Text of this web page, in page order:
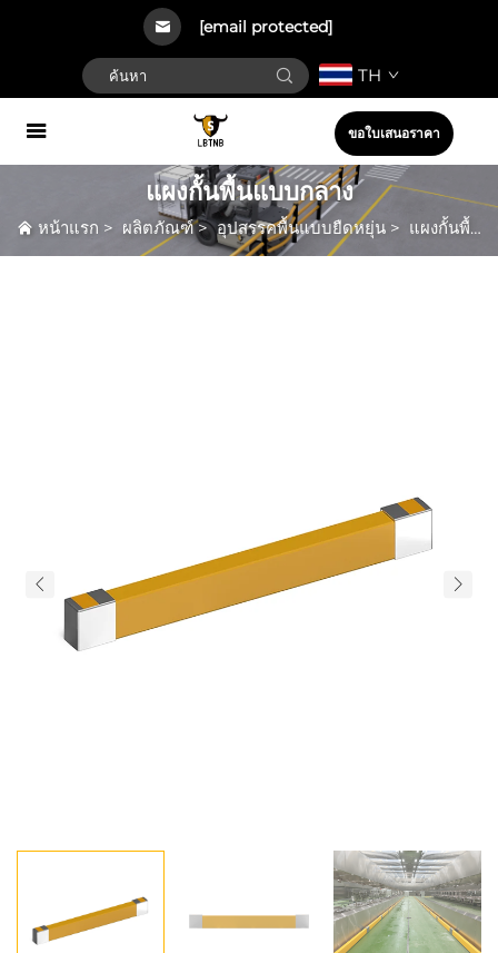
[email protected]
TH
ขอใบเสนอราคา
แผงกั้นพื้นแบบกลาง
หน้าแรก > ผลิตภัณฑ์>อุปสรรคพื้นแบบยืดหยุ่น > แผงกั้นพื้นแบบกลาง